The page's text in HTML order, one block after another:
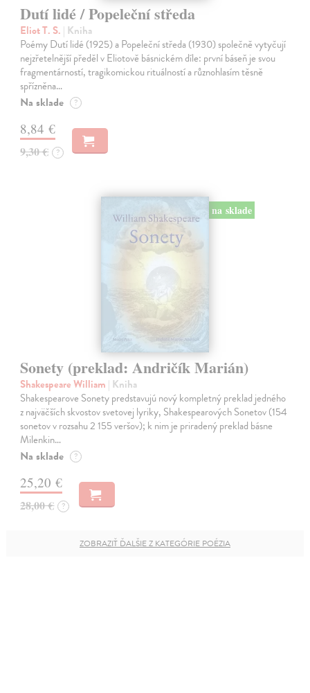
Dutí lidé / Popeleční středa
Eliot T. S. | Kniha
Poémy Dutí lidé (1925) a Popeleční středa (1930) společně vytyčují
nejzřetelnější předěl v Eliotově básnickém díle: první báseň je svou
fragmentárností, tragikomickou rituálností a různohlasím těsně
spřízněna…
Na sklade ?
8,84 €
9,30 € ?
na sklade
Sonety (preklad: Andričík Marián)
Shakespeare William | Kniha
Shakespearove Sonety predstavujú nový kompletný preklad jedného
z najväčších skvostov svetovej lyriky, Shakespearových Sonetov (154
sonetov v rozsahu 2 155 veršov); k nim je priradený preklad básne
Milenkin…
Na sklade ?
25,20 €
28,00 € ?
ZOBRAZIŤ ĎALŠIE Z KATEGÓRIE POÉZIA